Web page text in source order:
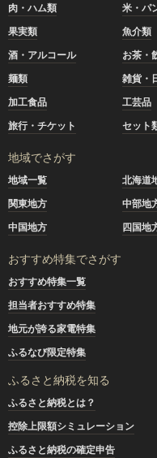
肉・ハム類 米・パ
果実類
魚介類
酒・アルコール
お茶・
麺類
雑貨・
加工食品
工芸品
旅行・チケット
セット
地域でさがす
地域一覧 北海道
関東地方
中部地
中国地方
四国地
おすすめ特集でさがす
おすすめ特集一覧
担当者おすすめ特集
地元が誇る家電特集
ふるなび限定特集
ふるさと納税を知る
ふるさと納税とは？
控除上限額シミュレーション
ふるさと納税の確定申告